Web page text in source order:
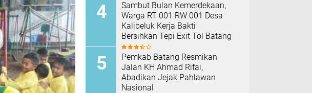
Sambut Bulan Kemerdekaan,
Warga RT 001 RW 001 Desa
Kalibeluk Kerja Bakti
Bersihkan Tepi Exit Tol Batang
Pemkab Batang Resmikan
Jalan KH Ahmad Rifai,
Abadikan Jejak Pahlawan
Nasional